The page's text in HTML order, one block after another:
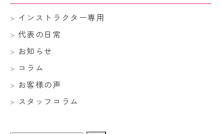
インストラクター専用
代表の日常
お知らせ
コラム
お客様の声
スタッフコラム